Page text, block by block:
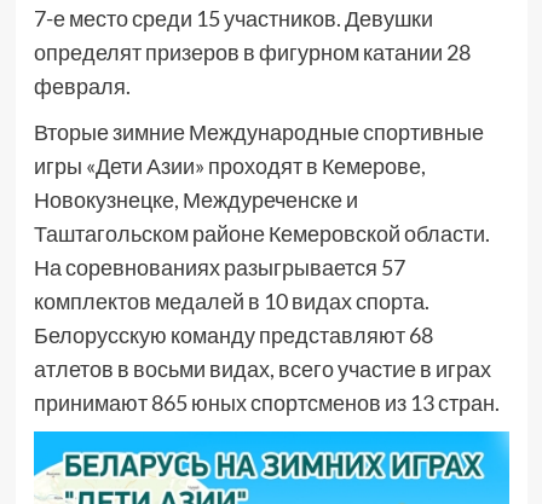
7-е место среди 15 участников. Девушки
определят призеров в фигурном катании 28
февраля.
Вторые зимние Международные спортивные
игры «Дети Азии» проходят в Кемерове,
Новокузнецке, Междуреченске и
Таштагольском районе Кемеровской области.
На соревнованиях разыгрывается 57
комплектов медалей в 10 видах спорта.
Белорусскую команду представляют 68
атлетов в восьми видах, всего участие в играх
принимают 865 юных спортсменов из 13 стран.